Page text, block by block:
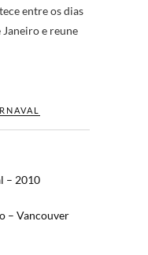
entre os dias
Janeiro e reune
– 2010
– Vancouver